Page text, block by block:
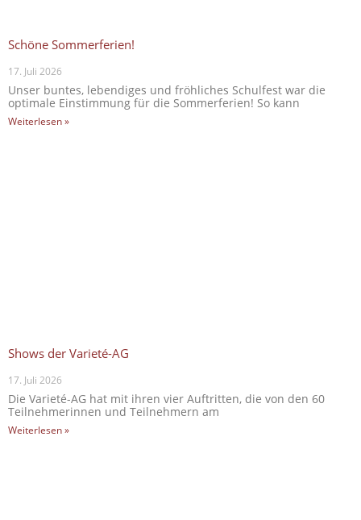
Schöne Sommerferien!
17. Juli 2026
Unser buntes, lebendiges und fröhliches Schulfest war die
optimale Einstimmung für die Sommerferien! So kann
Weiterlesen »
Shows der Varieté-AG
17. Juli 2026
Die Varieté-AG hat mit ihren vier Auftritten, die von den 60
Teilnehmerinnen und Teilnehmern am
Weiterlesen »